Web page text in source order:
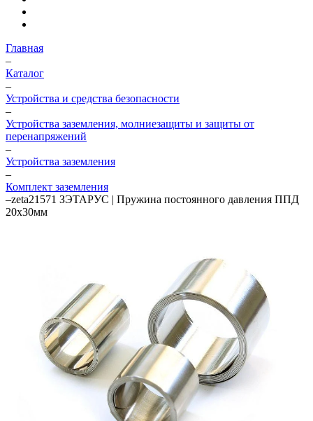
Главная
–
Каталог
–
Устройства и средства безопасности
–
Устройства заземления, молниезащиты и защиты от
перенапряжений
–
Устройства заземления
–
Комплект заземления
–zeta21571 ЗЭТАРУС | Пружина постоянного давления ППД
20х30мм